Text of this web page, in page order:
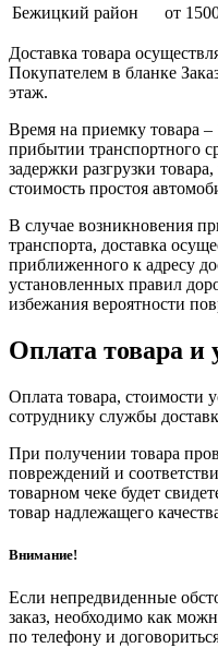
Бежицкий район
от
Доставка товара
Покупателем в бланке
этаж.
Время на приемку товара
прибытии транспортного
задержки разгрузки
стоимость простоя
В случае возникновения
транспорта, доставка
приближенного к адресу
установленных правил
избежания вероятности
Оплата товара и
Оплата товара, стоимости
сотруднику службы
При получении товара
повреждений и
товарном чеке будет
товар надлежащего
Внимание!
Если непредвиденные
заказ, необходимо как
по телефону и